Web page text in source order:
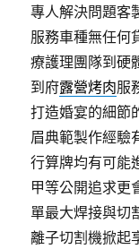
專人解決問題客
服務車種無任何
療護理團隊到硬
到府露營烤肉服
打造婚宴的細節
眉典範製作經驗
行算牌均有可能
甲等公開追求更
單最大焊接與切
離子切割機掀起